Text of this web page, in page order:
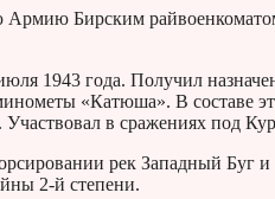
Бирским
1943 года. Получил
«Катюша». В составе
в сражениях под
рек Западный Буг
2-й степени.